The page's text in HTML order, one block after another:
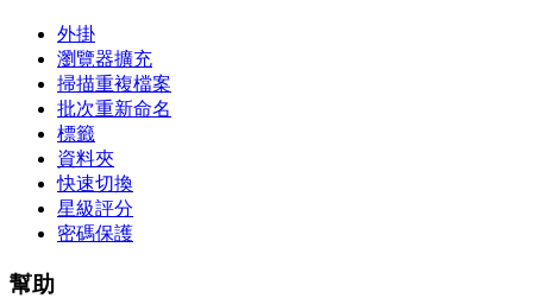
外掛
瀏覽器擴充
掃描重複檔案
批次重新命名
標籤
資料夾
快速切換
星級評分
密碼保護
幫助